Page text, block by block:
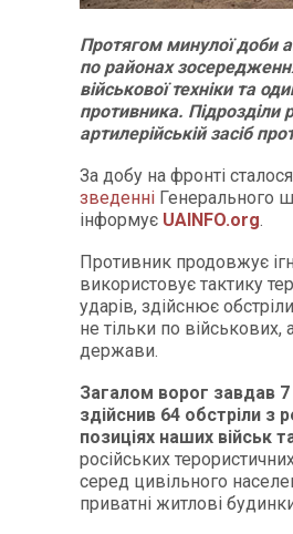
Протягом минулої доби
по районах
військової техніки та
противника. Підрозділи
артилерійській засіб
За добу на фронті
зведенні Генерального
інформує UAINFO.org.
Противник продовжує
використовує тактику
ударів, здійснює
не тільки по військових,
держави.
Загалом ворог завдав 7
здійснив 64 обстріли з
позиціях наших військ
російських
серед цивільного
приватні житлові